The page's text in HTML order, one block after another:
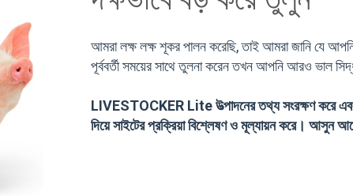
আমরা লক্ষ লক্ষ শূকর পালন করেছি, তাই আমরা জানি যে
পূর্ববর্তী সময়ের সাথে তুলনা করেন তখন আপনি আরও ভাল
LIVESTOCKER Lite উত্পাদনের তথ্য সংরক্ষণ করে এবং
দিয়ে সাইটের প্রক্রিয়া বিশ্লেষণ ও মূল্যায়ন করে। আসুন